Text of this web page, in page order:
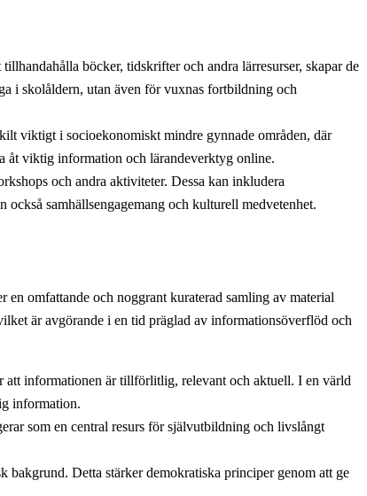
böcker, tidskrifter och andra lärresurser, skapar de
i skolåldern, utan även för vuxnas fortbildning och
viktigt i socioekonomiskt mindre gynnade områden, där
åt viktig information och lärandeverktyg online.
och andra aktiviteter. Dessa kan inkludera
samhällsengagemang och kulturell medvetenhet.
omfattande och noggrant kuraterad samling av material
är avgörande i en tid präglad av informationsöverflöd och
att informationen är tillförlitlig, relevant och aktuell. I en värld
information.
som en central resurs för självutbildning och livslångt
Detta stärker demokratiska principer genom att ge